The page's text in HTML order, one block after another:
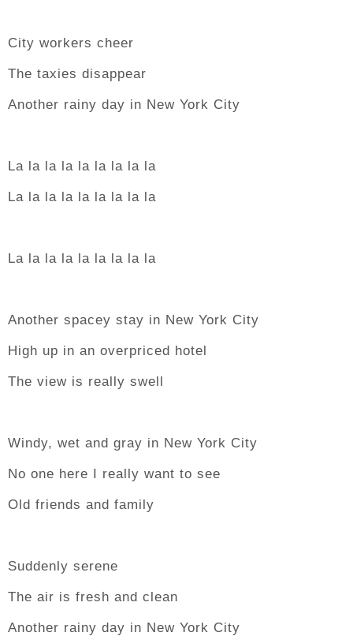
City workers cheer
The taxies disappear
Another rainy day in New York City
La la la la la la la la la
La la la la la la la la la
La la la la la la la la la
Another spacey stay in New York City
High up in an overpriced hotel
The view is really swell
Windy, wet and gray in New York City
No one here I really want to see
Old friends and family
Suddenly serene
The air is fresh and clean
Another rainy day in New York City